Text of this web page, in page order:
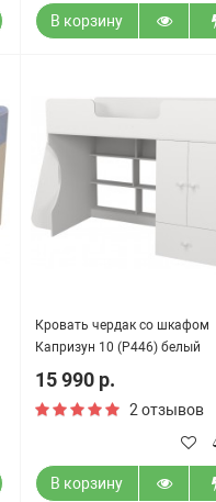
В корзину
Кровать чердак со шкафом
Капризун 10 (Р446) белый
15 990 р.
2 отзывов
В корзину